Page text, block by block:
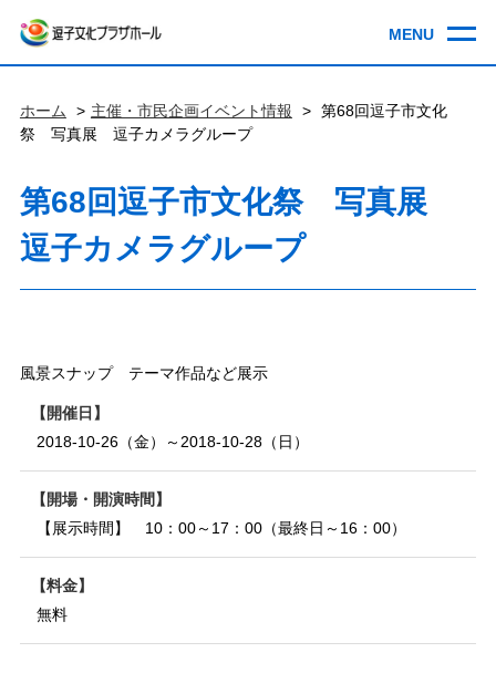
ホーム 主催・市民企画イベント情報
第68回逗子市文化
祭 写真展 逗子カメラグループ
第68回逗子市文化祭 写真展
逗子カメラグループ
風景スナップ テーマ作品など展示
開催日
2018-10-26（金）～2018-10-28（日）
開場・開演時間
【展示時間】 10：00～17：00（最終日～16：00）
料金
無料